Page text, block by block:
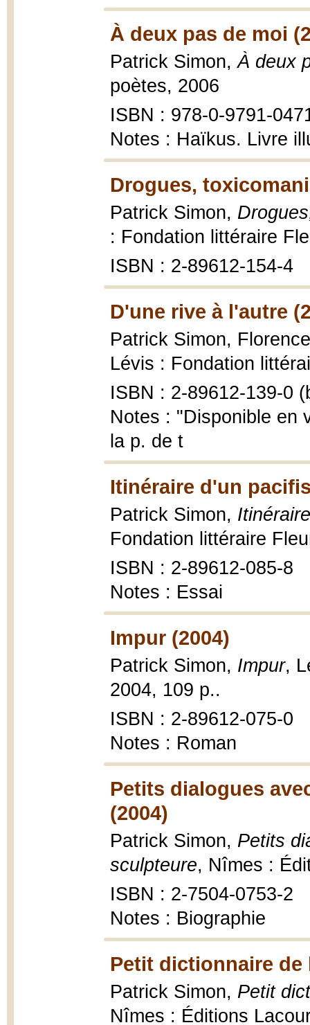
À deux pas de moi
Patrick Simon,À deux
poètes, 2006
ISBN : 978-0-9791-
Notes : Haïkus. Livre
Drogues,
Patrick Simon,
: Fondation littéraire
ISBN : 2-89612-154-4
D'une rive à l'autre
Patrick Simon,
Lévis : Fondation
ISBN : 2-89612-139-0
Notes : "Disponible en
la p. de t
Itinéraire d'un
Patrick Simon,
Fondation littéraire
ISBN : 2-89612-085-8
Notes : Essai
Impur (2004)
Patrick Simon, Impur,
2004, 109 p..
ISBN : 2-89612-075-0
Notes : Roman
Petits dialogues
(2004)
Patrick Simon, Petits
sculpteure, Nîmes :
ISBN : 2-7504-0753-2
Notes : Biographie
Petit dictionnaire de
Patrick Simon, Petit
Nîmes : Éditions